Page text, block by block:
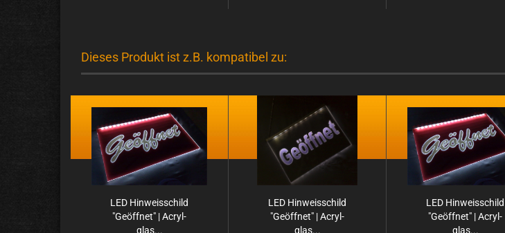
Dieses Produkt ist z.B. kompatibel zu:
LED Hin­weis­schild
"Ge­öff­net" | Acryl­
glas...
LED Hin­weis­schild
"Ge­öff­net" | Acryl­
glas...
LED Hin­weis­schild
"Ge­öff­net" | Acryl­
glas...